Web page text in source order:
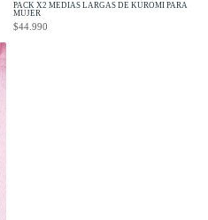
PACK X2 MEDIAS LARGAS DE KUROMI PARA
MUJER
$44.990